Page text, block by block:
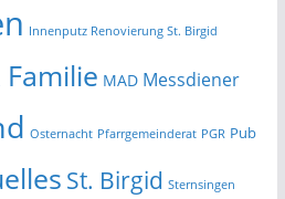
Innenputz Renovierung St. Birgid
MAD Messdiener
Osternacht Pfarrgemeinderat PGR Pub
St. Birgid Sternsingen